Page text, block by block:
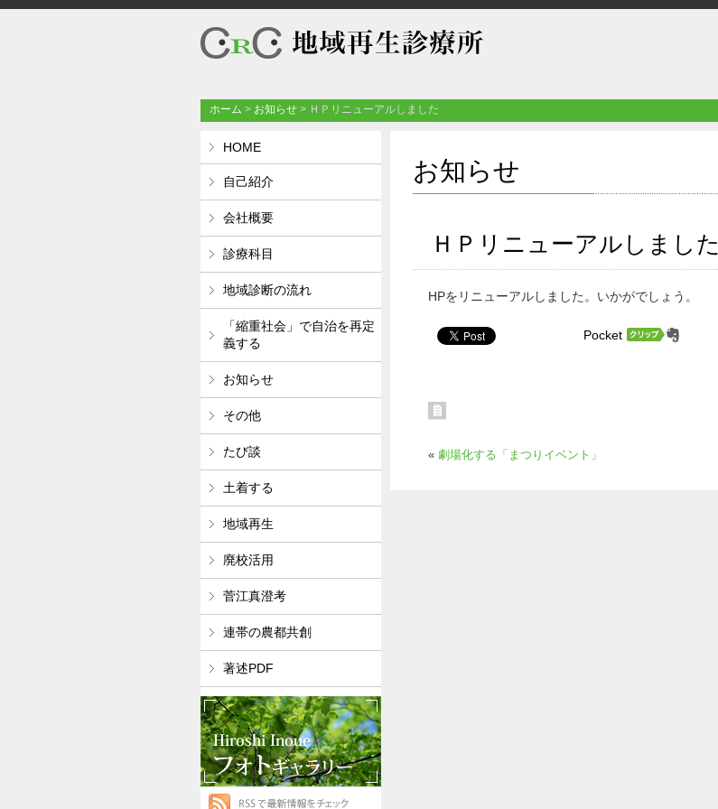
ホーム > お知らせ > ＨＰリニューアルしました
お知らせ
ＨＰリニューアルしました
HPをリニューアルしました。いかがでしょう。
Pocket
«劇場化する「まつりイベント」
HOME
自己紹介
会社概要
診療科目
地域診断の流れ
「縮重社会」で自治を再定
義する
お知らせ
その他
たび談
土着する
地域再生
廃校活用
菅江真澄考
連帯の農都共創
著述PDF